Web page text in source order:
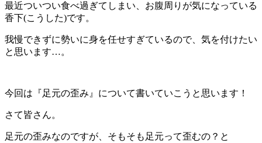
最近ついつい食べ過ぎてしまい、お腹周りが気になっている
香下(こうした)です。
我慢できずに勢いに身を任せすぎているので、気を付けたい
と思います…。
今回は『足元の歪み』について書いていこうと思います！
さて皆さん。
足元の歪みなのですが、そもそも足元って歪むの？と